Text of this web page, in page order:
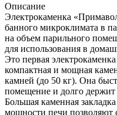
Описание
Электрокаменка
банного микроклимата в
на объем парильного
для использования в
Это первая
компактная и мощная
камней (до 50 кг). Она
помещение и долго держит
Большая каменная
мощности печи позволяют